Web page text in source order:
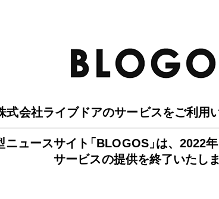
式会社ライブドアのサービスをご利用
ニュースサイ ト「BLOGOS」は、2022
サービスの提供を終了いたしま